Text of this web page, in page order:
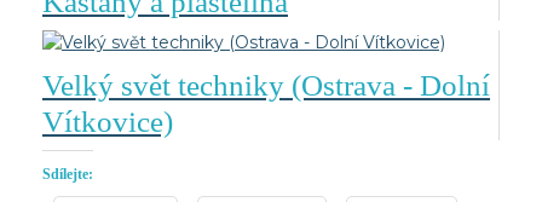
Velký svět techniky (Ostrava - Dolní
Vítkovice)
Sdílejte: